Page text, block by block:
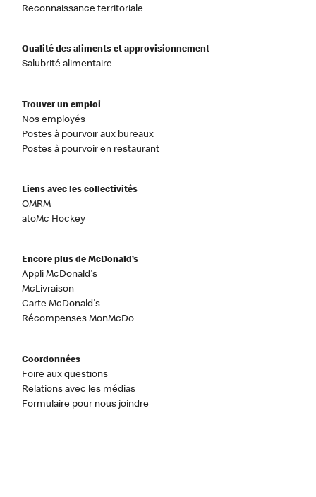
Reconnaissance territoriale
Qualité des aliments et approvisionnement
Salubrité alimentaire
Trouver un emploi
Nos employés
Postes à pourvoir aux bureaux
Postes à pourvoir en restaurant
Liens avec les collectivités
OMRM
atoMc Hockey
Encore plus de McDonald’s
Appli McDonald's
McLivraison
Carte McDonald's
Récompenses MonMcDo
Coordonnées
Foire aux questions
Relations avec les médias
Formulaire pour nous joindre